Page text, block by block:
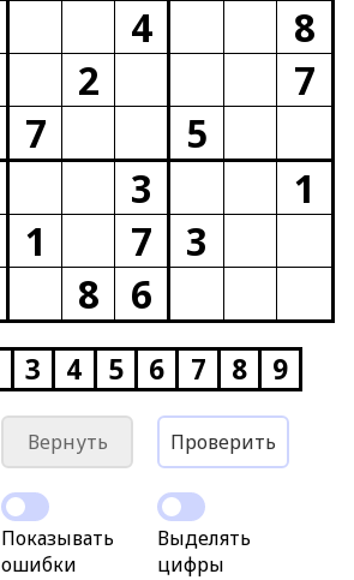
4
8
2
7
7
5
3
1
1 7
3
8
6
3 4 5 6 7 8 9
Вернуть Проверить
Показывать
ошибки
Выделять
цифры